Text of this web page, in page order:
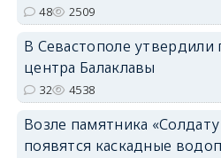
48 2509
В Севастополе утвердили
центра Балаклавы
32 4538
Возле памятника
появятся каскадные